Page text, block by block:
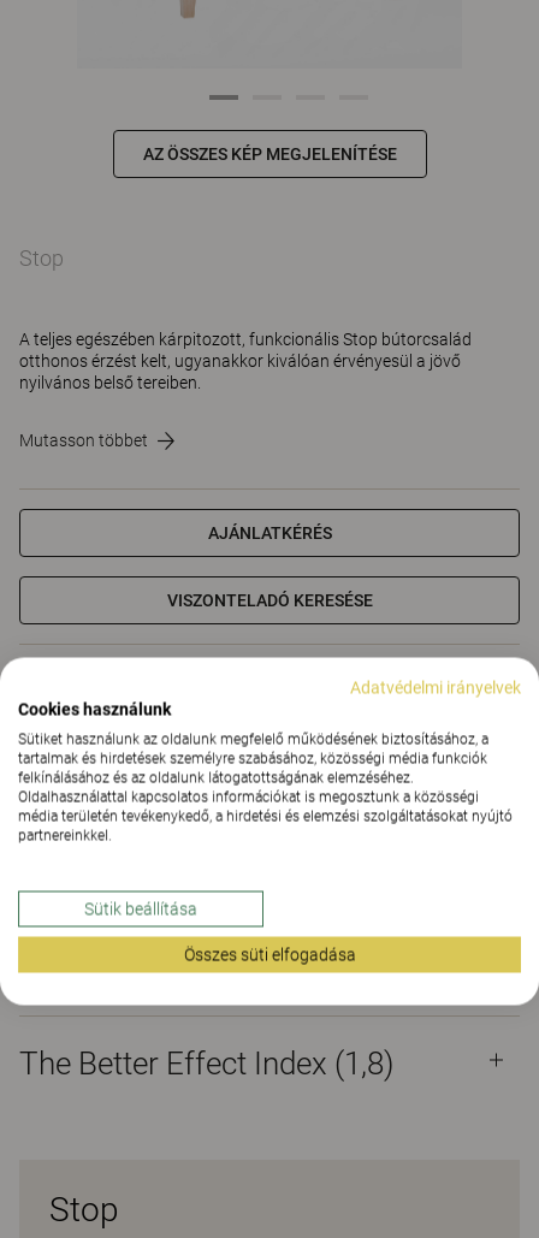
AZ ÖSSZES KÉP MEGJELENÍTÉSE
Stop
A teljes egészében kárpitozott, funkcionális Stop bútorcsalád
otthonos érzést kelt, ugyanakkor kiválóan érvényesül a jövő
nyilvános belső tereiben.
Mutasson többet
AJÁNLATKÉRÉS
VISZONTELADÓ KERESÉSE
Tanúsítványok
Anyagok
Letöltések (4)
The Better Effect Index (1,8)
Stop
Adatvédelmi irányelvek
Cookies használunk
Sütiket használunk az oldalunk megfelelő működésének biztosításához, a
tartalmak és hirdetések személyre szabásához, közösségi média funkciók
felkínálásához és az oldalunk látogatottságának elemzéséhez.
Oldalhasználattal kapcsolatos információkat is megosztunk a közösségi
média területén tevékenykedő, a hirdetési és elemzési szolgáltatásokat nyújtó
partnereinkkel.
Sütik beállítása
Összes süti elfogadása